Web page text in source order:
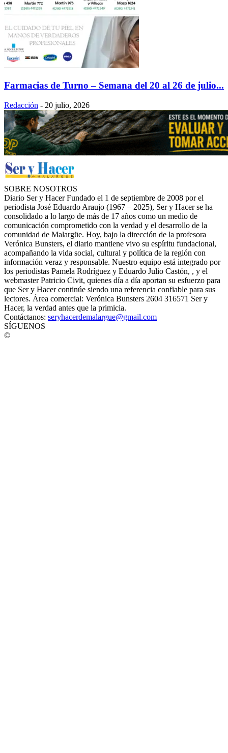
Farmacias de Turno – Semana del 20 al 26 de julio...
Redacción - 20 julio, 2026
SOBRE NOSOTROS
Diario Ser y Hacer Fundado el 1 de septiembre de 2008 por el
periodista José Eduardo Araujo (1967 – 2025), Ser y Hacer se ha
consolidado a lo largo de más de 17 años como un medio de
comunicación comprometido con la verdad y el desarrollo de la
comunidad de Malargüe. Hoy, bajo la dirección de la profesora
Verónica Bunsters, el diario mantiene vivo su espíritu fundacional,
acompañando la vida social, cultural y política de la región con
información veraz y responsable. Nuestro equipo está integrado por
los periodistas Pamela Rodríguez y Eduardo Julio Castón, , y el
webmaster Patricio Civit, quienes día a día aportan su esfuerzo para
que Ser y Hacer continúe siendo una referencia confiable para sus
lectores. Área comercial: Verónica Bunsters 2604 316571 Ser y
Hacer, la verdad antes que la primicia.
Contáctanos: seryhacerdemalargue@gmail.com
SÍGUENOS
©